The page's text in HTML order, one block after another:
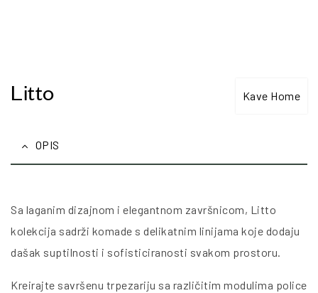
Kave Home
Litto
OPIS
Sa laganim dizajnom i elegantnom završnicom, Litto
kolekcija sadrži komade s delikatnim linijama koje dodaju
dašak suptilnosti i sofisticiranosti svakom prostoru.
Kreirajte savršenu trpezariju sa različitim modulima police